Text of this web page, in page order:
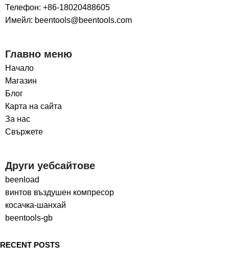
Телефон: +86-18020488605
Имейл: beentools@beentools.com
Главно меню
Начало
Магазин
Блог
Карта на сайта
За нас
Свържете
Други уебсайтове
beenload
винтов въздушен компресор
косачка-шанхай
beentools-gb
RECENT POSTS